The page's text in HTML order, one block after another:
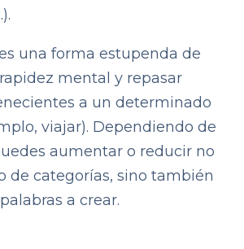
una forma estupenda de
mental y repasar
a un determinado
viajar). Dependiendo de
aumentar o reducir no
de categorías, sino también
a crear.